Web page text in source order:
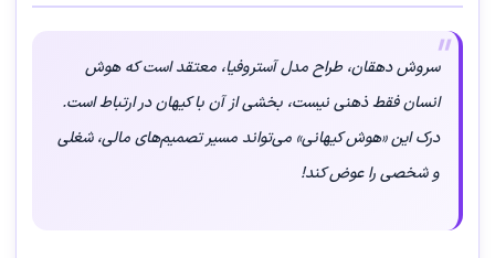
سروش دهقان، طراح مدل آستروفیا، معتقد است که هوش
انسان فقط ذهنی نیست، بخشی از آن با کیهان در ارتباط است.
درک این «هوش کیهانی» می‌تواند مسیر تصمیم‌های مالی، شغلی
و شخصی را عوض کند!